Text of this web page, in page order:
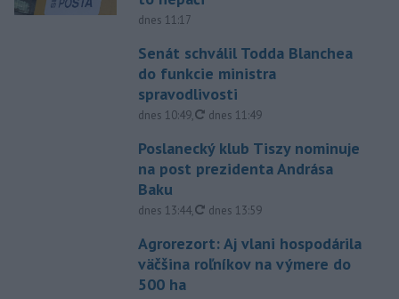
dnes 11:17
Senát schválil Todda Blanchea
do funkcie ministra
spravodlivosti
dnes 10:49, aktualizované
dnes 11:49
Poslanecký klub Tiszy nominuje
na post prezidenta Andrása
Baku
dnes 13:44, aktualizované
dnes 13:59
Agrorezort: Aj vlani hospodárila
väčšina roľníkov na výmere do
500 ha